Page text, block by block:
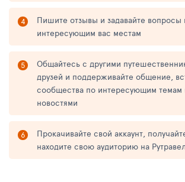
Пишите отзывы и задавайте вопросы
интересующим вас местам
Общайтесь с другими
друзей и поддерживайте общение,
сообщества по интересующим темам
новостями
Прокачивайте свой аккаунт,
находите свою аудиторию на